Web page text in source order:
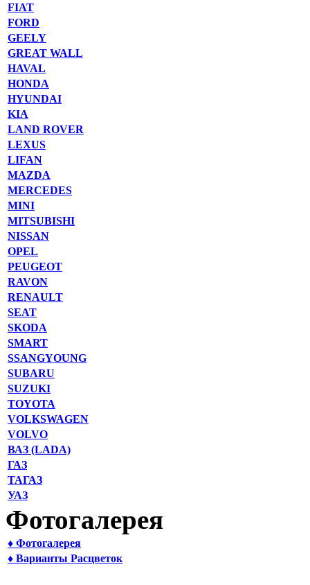
FIAT
FORD
GEELY
GREAT WALL
HAVAL
HONDA
HYUNDAI
KIA
LAND ROVER
LEXUS
LIFAN
MAZDA
MERCEDES
MINI
MITSUBISHI
NISSAN
OPEL
PEUGEOT
RAVON
RENAULT
SEAT
SKODA
SMART
SSANGYOUNG
SUBARU
SUZUKI
TOYOTA
VOLKSWAGEN
VOLVO
ВАЗ (LADA)
ГАЗ
ТАГАЗ
УАЗ
Фотогалерея
♦ Фотогалерея
♦ Варианты Расцветок